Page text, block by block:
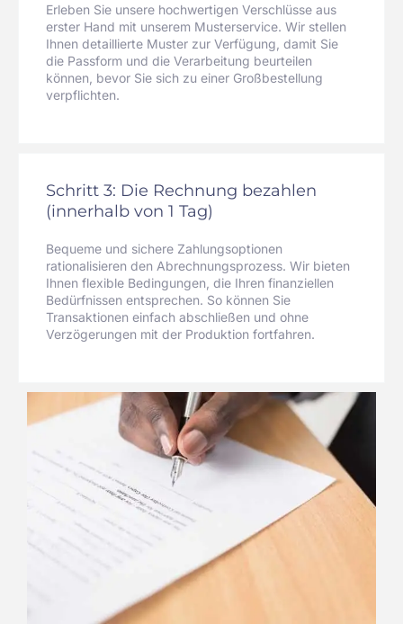
Erleben Sie unsere hochwertigen Verschlüsse aus
erster Hand mit unserem Musterservice. Wir stellen
Ihnen detaillierte Muster zur Verfügung, damit Sie
die Passform und die Verarbeitung beurteilen
können, bevor Sie sich zu einer Großbestellung
verpflichten.
Schritt 3: Die Rechnung bezahlen
(innerhalb von 1 Tag)
Bequeme und sichere Zahlungsoptionen
rationalisieren den Abrechnungsprozess. Wir bieten
Ihnen flexible Bedingungen, die Ihren finanziellen
Bedürfnissen entsprechen. So können Sie
Transaktionen einfach abschließen und ohne
Verzögerungen mit der Produktion fortfahren.